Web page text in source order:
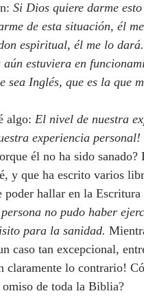
Si Dios quiere darme
de esta situación, él
espiritual, él me lo
aún estuviera en
sea Inglés, que es la que
algo:
El nivel de nuestra
experiencia personal!
él no ha sido
y que ha escrito varios
poder hallar en la
no pudo haber
para la sanidad.
caso tan excepcional,
claramente lo contrario!
omiso de toda la Biblia?